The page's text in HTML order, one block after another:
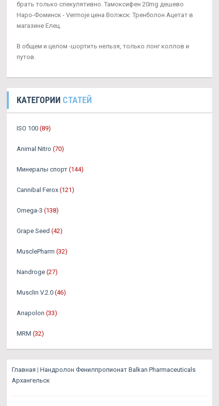
брать только спекулятивно. Тамоксифен 20mg дешево
Наро-Фоминск - Vermoje цена Волжск: Тренболон Ацетат в
магазине Елец.
В общем и целом -шортить нельзя, только лонг коллов и
путов.
КАТЕГОРИИ СТАТЕЙ
ISO 100 (89)
Animal Nitro (70)
Минералы спорт (144)
Cannibal Ferox (121)
Omega-3 (138)
Grape Seed (42)
MusclePharm (32)
Nandroge (27)
Musclin V.2.0 (46)
Anapolon (33)
MRM (32)
Главная | Нандролон Фенилпропионат Balkan Pharmaceuticals
Архангельск